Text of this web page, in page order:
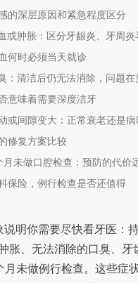
的深层原因和紧急程度区分
或肿胀：区分牙龈炎、牙周炎
何时必须当天就诊
：清洁后仍无法消除，问题在
意味着需要深度洁牙
或间隙变大：正常衰老还是
修复方案比较
月未做口腔检查：预防的代价
保险，例行检查是否还值得
明你需要尽快看牙医：
胀、无法消除的口臭、牙
月未做例行检查。这些症